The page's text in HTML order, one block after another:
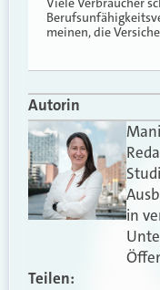
meinen, die
Autorin
in
Teilen: